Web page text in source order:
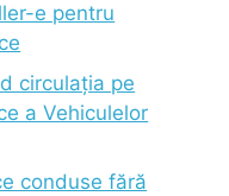
e pentru
circulația pe
a Vehiculelor
conduse fără